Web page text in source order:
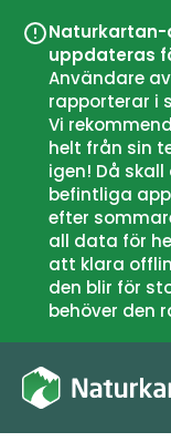
Naturkartan-
uppdateras
Användare
rapporterar i
Vi
helt från sin
igen! Då
befintliga
efter
all data för
att klara
den blir för
behöver den